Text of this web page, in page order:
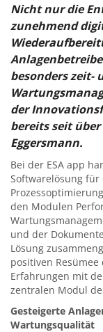
Nicht nur die
zunehmend
besonders zeit-
der
bereits seit über
Eggersmann.
Bei der ESA app
Softwarelösung
den Modulen
und der
Lösung
positiven
Erfahrungen mit
zentralen Modul
Gesteigerte
Wartungsqualität